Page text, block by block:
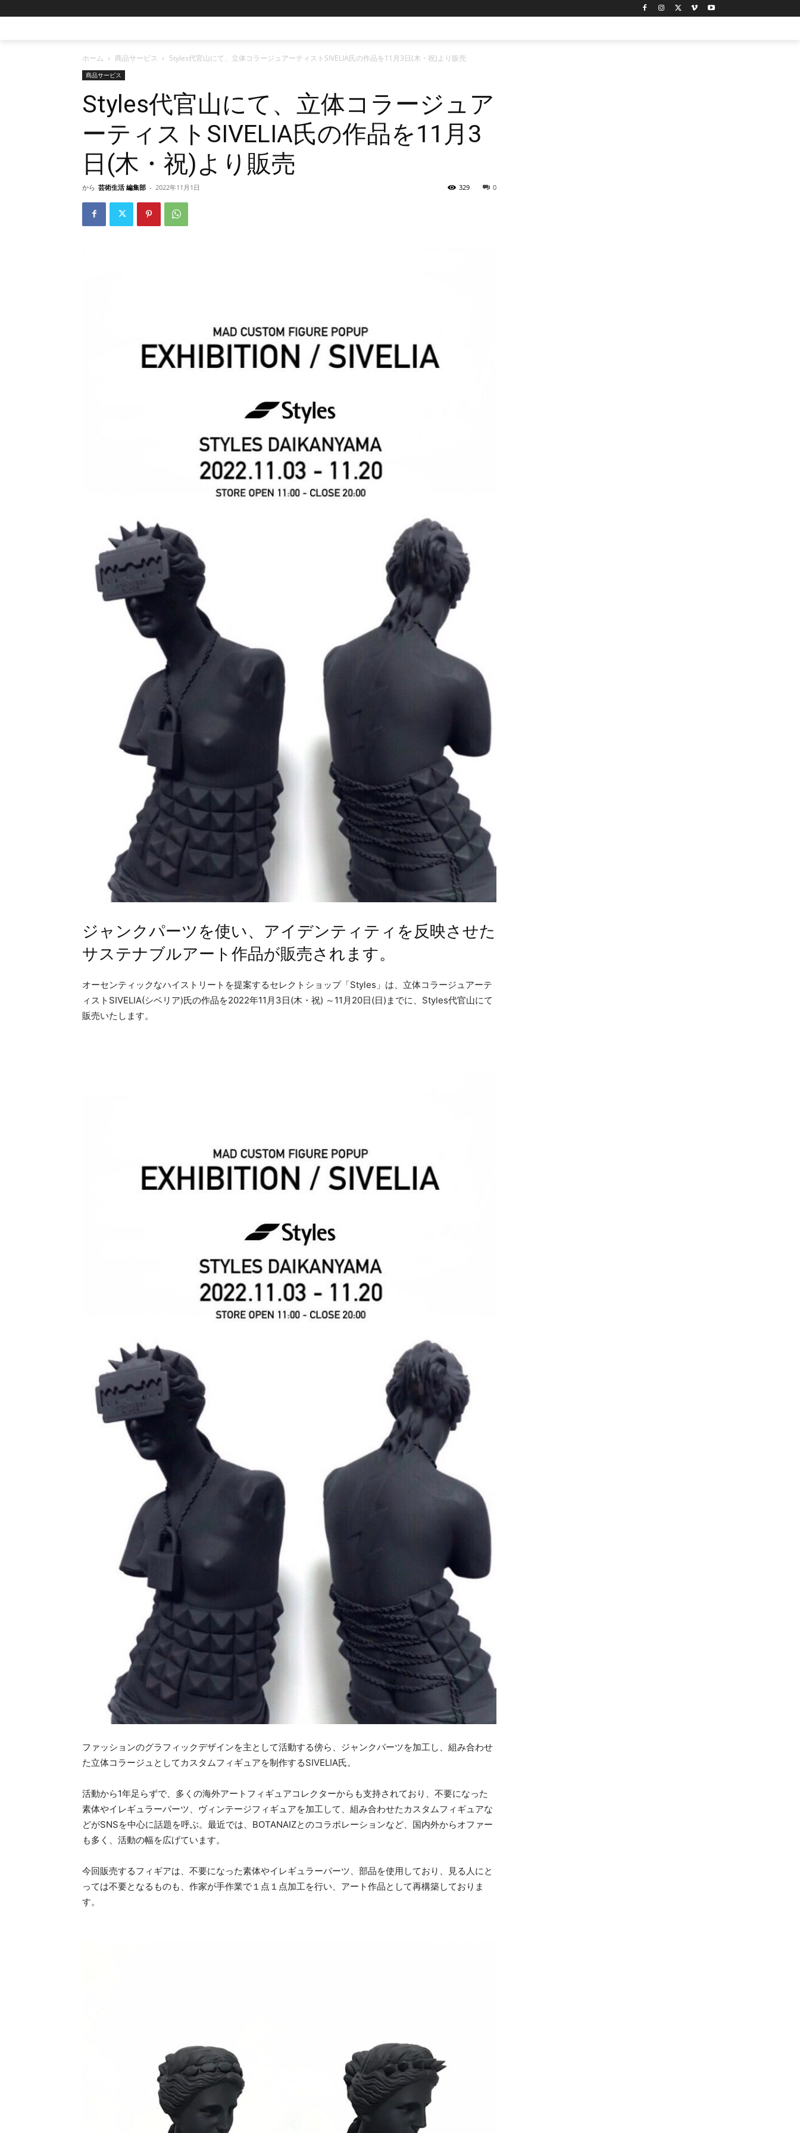
ホーム 商品サービス Styles代官山にて、立体コラージュアーティストSIVELIA氏の作品を11月3日(木・祝)より販売
商品サービス
Styles代官山にて、立体コラージュア
ーティストSIVELIA氏の作品を11月3
日(木・祝)より販売
から 芸術生活 編集部 - 2022年11月1日 0
329
ジャンクパーツを使い、アイデンティティを反映させた
サステナブルアート作品が販売されます。
オーセンティックなハイストリートを提案するセレクトショップ「Styles」は、立体コラージュアーテ
ィストSIVELIA(シベリア)氏の作品を2022年11月3日(木・祝) ～11月20日(日)までに、Styles代官山にて
販売いたします。
ファッションのグラフィックデザインを主として活動する傍ら、ジャンクパーツを加工し、組み合わせ
た立体コラージュとしてカスタムフィギュアを制作するSIVELIA氏。
活動から1年足らずで、多くの海外アートフィギュアコレクターからも支持されており、不要になった
素体やイレギュラーパーツ、ヴィンテージフィギュアを加工して、組み合わせたカスタムフィギュアな
どがSNSを中心に話題を呼ぶ。最近では、BOTANAIZとのコラボレーションなど、国内外からオファー
も多く、活動の幅を広げています。
今回販売するフィギアは、不要になった素体やイレギュラーパーツ、部品を使用しており、見る人にと
っては不要となるものも、作家が手作業で１点１点加工を行い、アート作品として再構築しておりま
す。